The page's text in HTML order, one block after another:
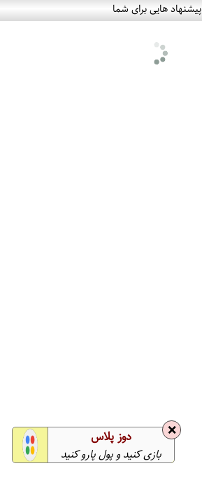
پیشنهاد هایی برای شما
❌ دوز پلاس
بازی کنید و پول پارو کنید